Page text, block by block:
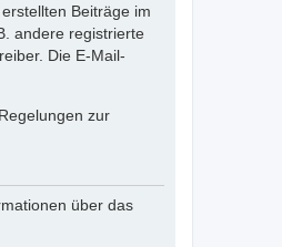
Beiträge im
andere registrierte
Die E-Mail-
zur
über das